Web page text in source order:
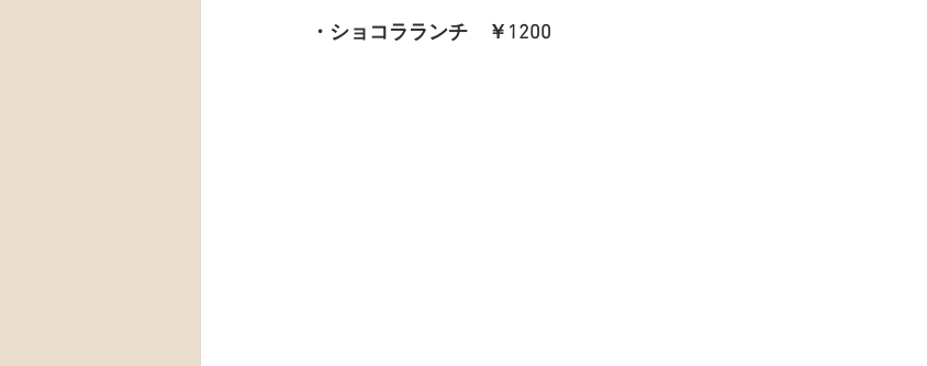
・ショコラランチ　￥1200